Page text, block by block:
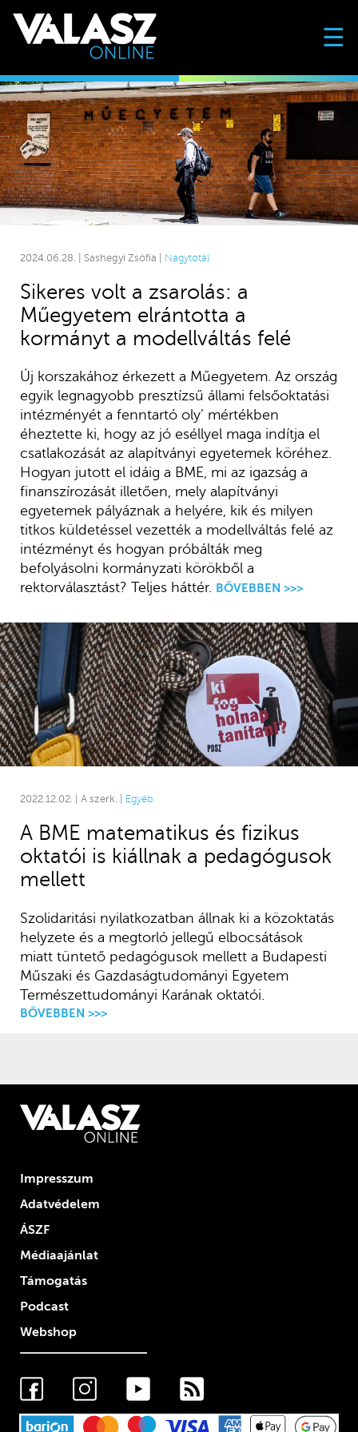
☰
2024.06.28. | Sashegyi Zsófia | Nagytotál
Sikeres volt a zsarolás: a
Műegyetem elrántotta a
kormányt a modellváltás felé
Új korszakához érkezett a Műegyetem. Az ország
egyik legnagyobb presztízsű állami felsőoktatási
intézményét a fenntartó oly’ mértékben
éheztette ki, hogy az jó eséllyel maga indítja el
csatlakozását az alapítványi egyetemek köréhez.
Hogyan jutott el idáig a BME, mi az igazság a
finanszírozását illetően, mely alapítványi
egyetemek pályáznak a helyére, kik és milyen
titkos küldetéssel vezették a modellváltás felé az
intézményt és hogyan próbálták meg
befolyásolni kormányzati körökből a
rektorválasztást? Teljes háttér. BŐVEBBEN >>>
2022.12.02. | A szerk. | Egyéb
A BME matematikus és fizikus
oktatói is kiállnak a pedagógusok
mellett
Szolidaritási nyilatkozatban állnak ki a közoktatás
helyzete és a megtorló jellegű elbocsátások
miatt tüntető pedagógusok mellett a Budapesti
Műszaki és Gazdaságtudományi Egyetem
Természettudományi Karának oktatói.
BŐVEBBEN >>>
Impresszum
Adatvédelem
ÁSZF
Médiaajánlat
Támogatás
Podcast
Webshop